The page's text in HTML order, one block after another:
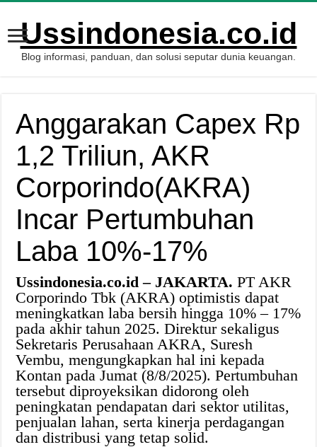
Ussindonesia.co.id
Blog informasi, panduan, dan solusi seputar dunia keuangan.
Anggarakan Capex Rp
1,2 Triliun, AKR
Corporindo(AKRA)
Incar Pertumbuhan
Laba 10%-17%
Ussindonesia.co.id – JAKARTA. PT AKR
Corporindo Tbk (AKRA) optimistis dapat
meningkatkan laba bersih hingga 10% – 17%
pada akhir tahun 2025. Direktur sekaligus
Sekretaris Perusahaan AKRA, Suresh
Vembu, mengungkapkan hal ini kepada
Kontan pada Jumat (8/8/2025). Pertumbuhan
tersebut diproyeksikan didorong oleh
peningkatan pendapatan dari sektor utilitas,
penjualan lahan, serta kinerja perdagangan
dan distribusi yang tetap solid.